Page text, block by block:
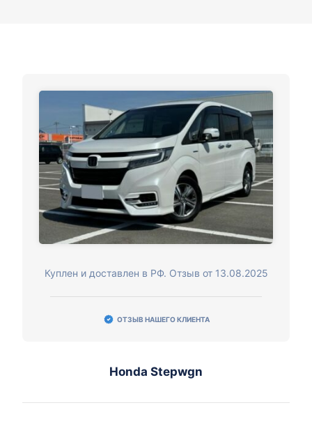
Куплен и доставлен в РФ. Отзыв от 13.08.2025
ОТЗЫВ НАШЕГО КЛИЕНТА
Honda Stepwgn